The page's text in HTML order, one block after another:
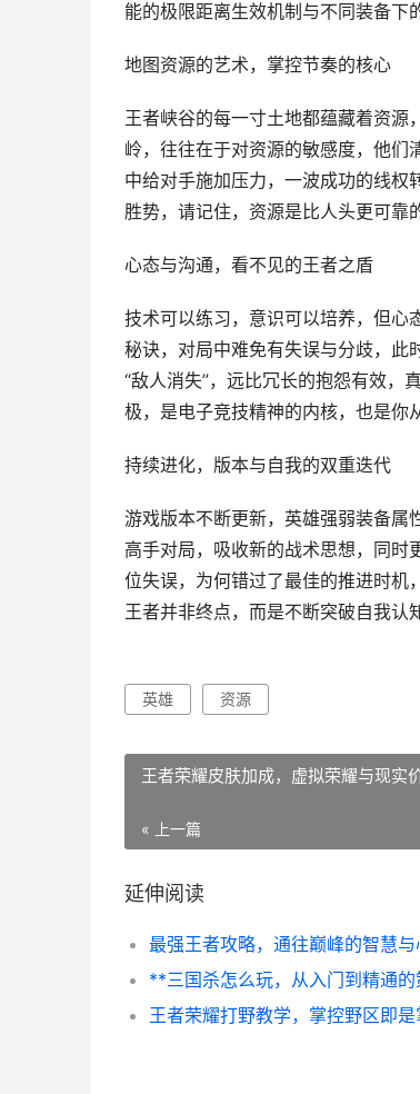
能的极限距离生效机制与不同装备下
地图资源的艺术，掌控节奏的核心
王者峡谷的每一寸土地都蕴藏着资源
岭，往往在于对资源的敏感度，他们
中给对手施加压力，一波成功的线权
胜势，请记住，资源是比人头更可靠
心态与沟通，看不见的王者之盾
技术可以练习，意识可以培养，但心
秘诀，对局中难免有失误与分歧，此
“敌人消失”，远比冗长的抱怨有效，
极，是电子竞技精神的内核，也是你
持续进化，版本与自我的双重迭代
游戏版本不断更新，英雄强弱装备属
高手对局，吸收新的战术思想，同时
位失误，为何错过了最佳的推进时机
王者并非终点，而是不断突破自我认
英雄 资源
王者荣耀皮肤加成，虚拟荣耀与现实
« 上一篇
延伸阅读
**三国杀怎么玩，从入门到精通